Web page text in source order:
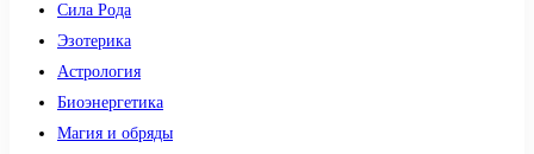
Сила Рода
Эзотерика
Астрология
Биоэнергетика
Магия и обряды